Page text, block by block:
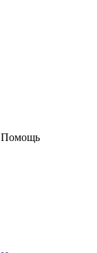
Помощь